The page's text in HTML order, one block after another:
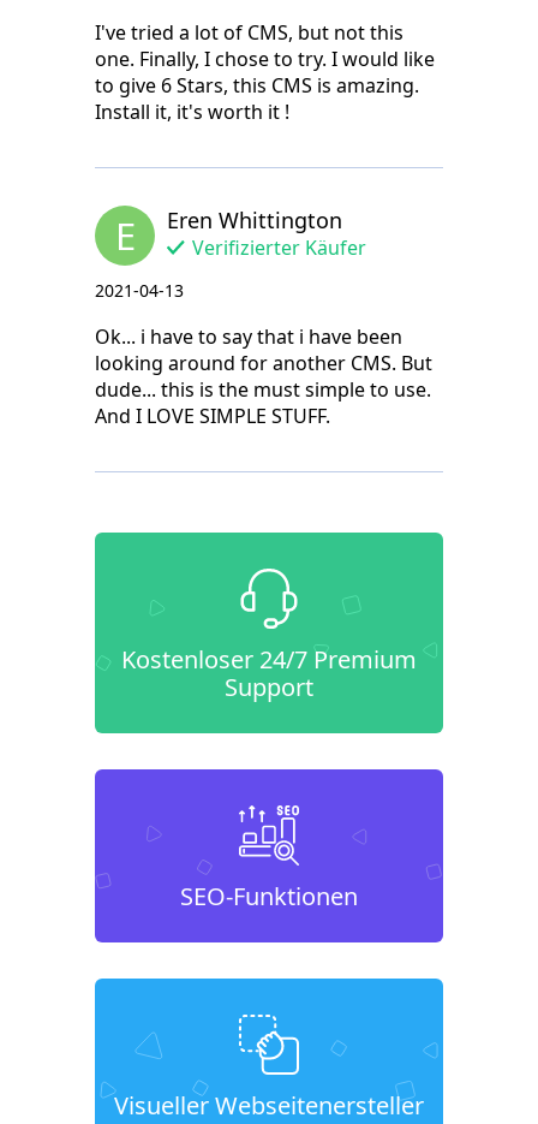
I've tried a lot of CMS, but not this
one. Finally, I chose to try. I would like
to give 6 Stars, this CMS is amazing.
Install it, it's worth it !
E Eren Whittington
Verifizierter Käufer
2021-04-13
Ok... i have to say that i have been
looking around for another CMS. But
dude... this is the must simple to use.
And I LOVE SIMPLE STUFF.
Kostenloser 24/7 Premium
Support
SEO-Funktionen
Visueller Webseitenersteller